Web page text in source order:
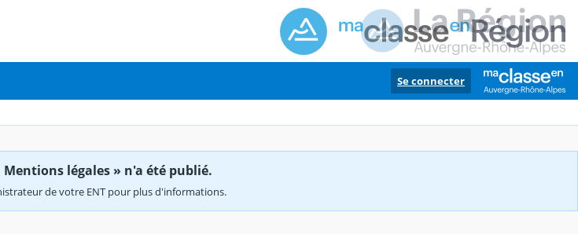
Se connecter
légales » n'a été publié.
de votre ENT pour plus d'informations.